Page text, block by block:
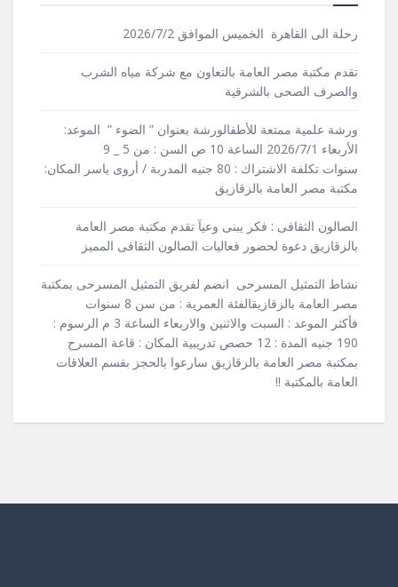
رحلة الى القاهرة الخميس الموافق 2026/7/2
تقدم مكتبة مصر العامة بالتعاون مع شركة مياه الشرب
والصرف الصحى بالشرقية
ورشة علمية ممتعة للأطفالورشة بعنوان ” الضوء ” الموعد:
الأربعاء 2026/7/1 الساعة 10 ص السن : من 5 _ 9
سنوات تكلفة الاشتراك : 80 جنيه المدربة / أروى ياسر المكان:
مكتبة مصر العامة بالزقازيق
الصالون الثقافى : فكر يبنى وعياَ تقدم مكتبة مصر العامة
بالزقازيق دعوة لحضور فعاليات الصالون الثقافى المميز
نشاط التمثيل المسرحى انضم لفريق التمثيل المسرحى بمكتبة
مصر العامة بالزقازيقالفئة العمرية : من سن 8 سنوات
فأكثر الموعد : السبت والاثنين والاربعاء الساعة 3 م الرسوم :
190 جنيه المدة : 12 حصص تدريبية المكان : قاعة المسرح
بمكتبة مصر العامة بالزقازيق سارعوا بالحجز بقسم العلاقات
العامة بالمكتبة !!